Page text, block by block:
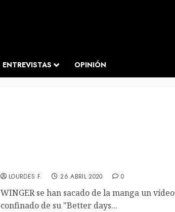
ENTREVISTAS OPINIÓN
LOURDES F. 26 ABRIL 2020 0
WINGER se han sacado de la manga un vídeo
confinado de su "Better days...